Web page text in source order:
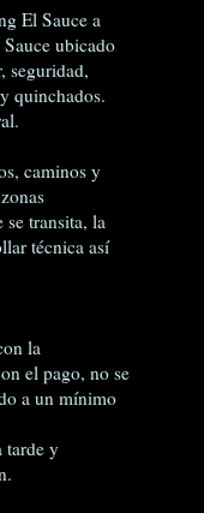
El Sauce a
ubicado
seguridad,
quinchados.
caminos y
transita, la
técnica así
la
el pago, no se
a un mínimo
tarde y